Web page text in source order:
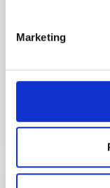
Marketing
Esta
Gran